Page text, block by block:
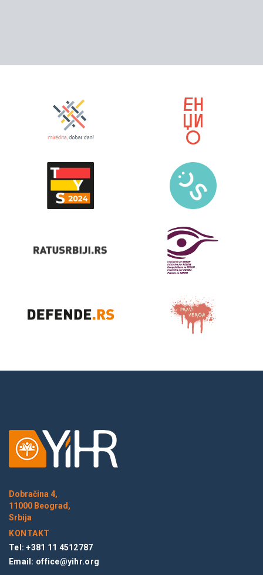
Dobračina 4,
11000 Beograd,
Srbija
KONTAKT
Tel: +381 11 4512787
Email: office@yihr.org